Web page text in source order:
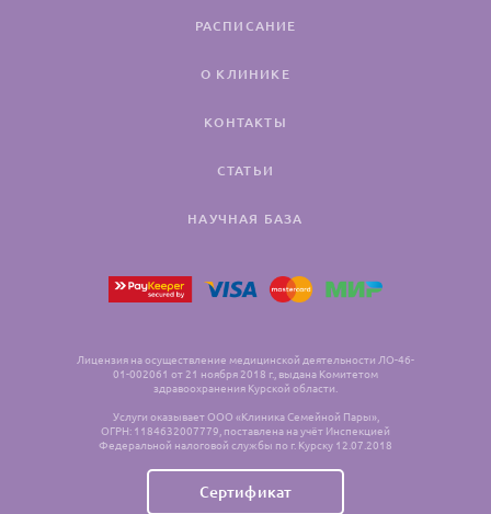
РАСПИСАНИЕ
О КЛИНИКЕ
КОНТАКТЫ
СТАТЬИ
НАУЧНАЯ БАЗА
Лицензия на осуществление медицинской деятельности ЛО-46-
01-002061 от 21 ноября 2018 г., выдана Комитетом
здравоохранения Курской области.
Услуги оказывает ООО «Клиника Семейной Пары»,
ОГРН: 1184632007779, поставлена на учёт Инспекцией
Федеральной налоговой службы по г. Курску 12.07.2018
Сертификат